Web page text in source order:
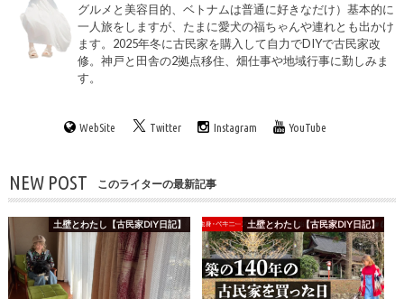
グルメと美容目的、ベトナムは普通に好きなだけ）基本的に
一人旅をしますが、たまに愛犬の福ちゃんや連れとも出かけ
ます。2025年冬に古民家を購入して自力でDIYで古民家改
修。神戸と田舎の2拠点移住、畑仕事や地域行事に勤しみま
す。
WebSite Twitter Instagram YouTube
NEW POST このライターの最新記事
土壁とわたし【古民家DIY日記】 土壁とわたし【古民家DIY日記】